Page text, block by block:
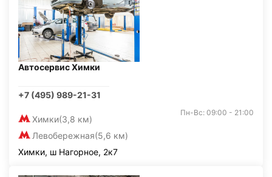
Автосервис Химки
+7 (495) 989-21-31
Химки(3,8 км)
Левобережная(5,6 км)
Пн-Вс: 09:00 - 21:00
Химки, ш Нагорное, 2к7